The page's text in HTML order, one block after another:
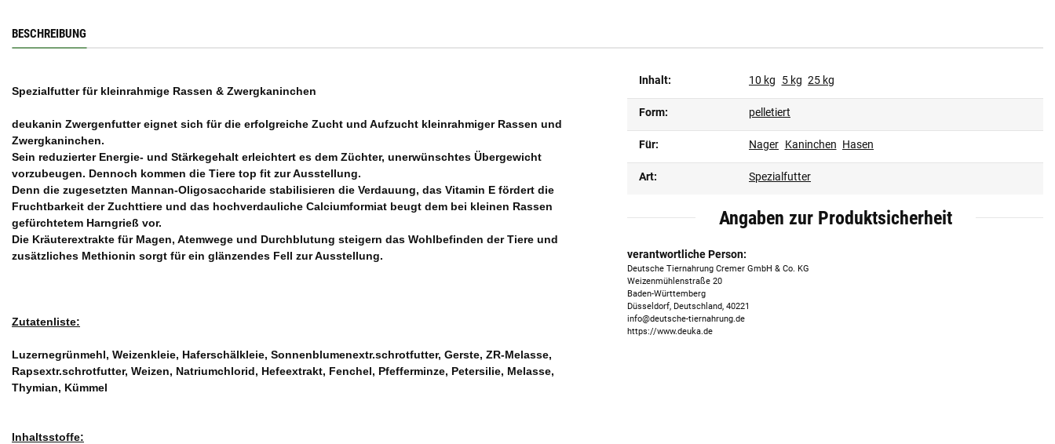
BESCHREIBUNG
Spezialfutter für kleinrahmige Rassen & Zwergkaninchen
deukanin Zwergenfutter eignet sich für die erfolgreiche Zucht und Aufzucht kleinrahmiger Rassen und
Zwergkaninchen.
Sein reduzierter Energie- und Stärkegehalt erleichtert es dem Züchter, unerwünschtes Übergewicht
vorzubeugen. Dennoch kommen die Tiere top fit zur Ausstellung.
Denn die zugesetzten Mannan-Oligosaccharide stabilisieren die Verdauung, das Vitamin E fördert die
Fruchtbarkeit der Zuchttiere und das hochverdauliche Calciumformiat beugt dem bei kleinen Rassen
gefürchtetem Harngrieß vor.
Die Kräuterextrakte für Magen, Atemwege und Durchblutung steigern das Wohlbefinden der Tiere und
zusätzliches Methionin sorgt für ein glänzendes Fell zur Ausstellung.
Zutatenliste:
Luzernegrünmehl, Weizenkleie, Haferschälkleie, Sonnenblumenextr.schrotfutter, Gerste, ZR-Melasse,
Rapsextr.schrotfutter, Weizen, Natriumchlorid, Hefeextrakt, Fenchel, Pfefferminze, Petersilie, Melasse,
Thymian, Kümmel
Inhaltsstoffe:
Inhalt: 10 kg 5 kg 25 kg
Form: pelletiert
Für: Nager Kaninchen Hasen
Art: Spezialfutter
Angaben zur Produktsicherheit
verantwortliche Person:
Deutsche Tiernahrung Cremer GmbH & Co. KG
Weizenmühlenstraße 20
Baden-Württemberg
Düsseldorf, Deutschland, 40221
info@deutsche-tiernahrung.de
https://www.deuka.de